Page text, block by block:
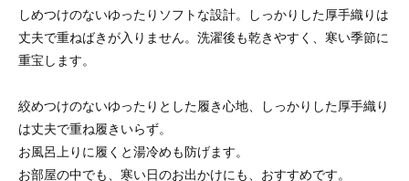
しめつけのないゆったりソフトな設計。しっかりした厚手織りは
丈夫で重ねばきが入りません。洗濯後も乾きやすく、寒い季節に
重宝します。
絞めつけのないゆったりとした履き心地、しっかりした厚手織り
は丈夫で重ね履きいらず。
お風呂上りに履くと湯冷めも防げます。
お部屋の中でも、寒い日のお出かけにも、おすすめです。